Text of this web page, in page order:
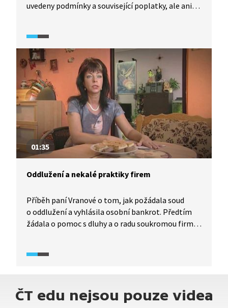
uvedeny podmínky a související poplatky, ale ani
01:35
Oddlužení a nekalé praktiky firem
Příběh paní Vranové o tom, jak požádala soud
o oddlužení a vyhlásila osobní bankrot. Předtím
žádala o pomoc s dluhy a o radu soukromou firmu,
ČT edu nejsou pouze videa